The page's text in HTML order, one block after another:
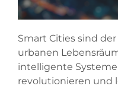
Smart Cities sind
urbanen
intelligente
revolutionieren und